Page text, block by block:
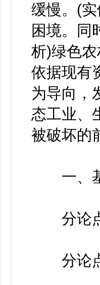
缓慢。(
困境。同
析)绿色
依据现有
为导向，
态工业、
被破坏的
一、
分论点
分论点